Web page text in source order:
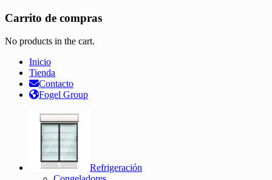
Carrito de compras
No products in the cart.
Inicio
Tienda
Contacto
Fogel Group
Refrigeración